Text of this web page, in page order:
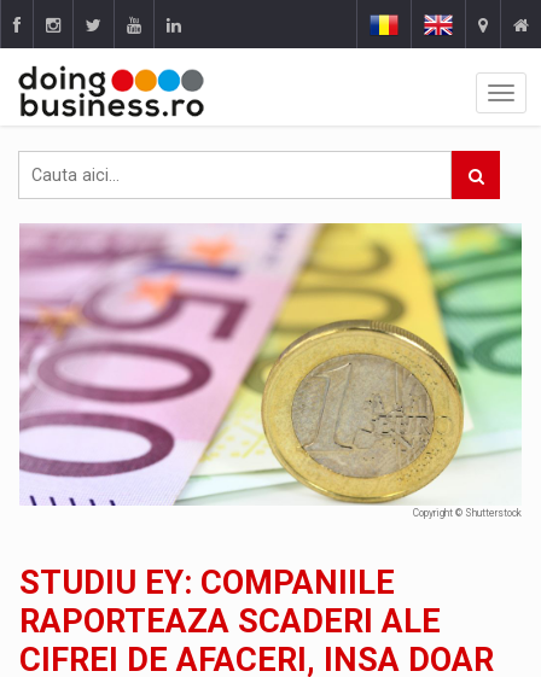
Copyright © Shutterstock
STUDIU EY: COMPANIILE
RAPORTEAZA SCADERI ALE
CIFREI DE AFACERI, INSA DOAR